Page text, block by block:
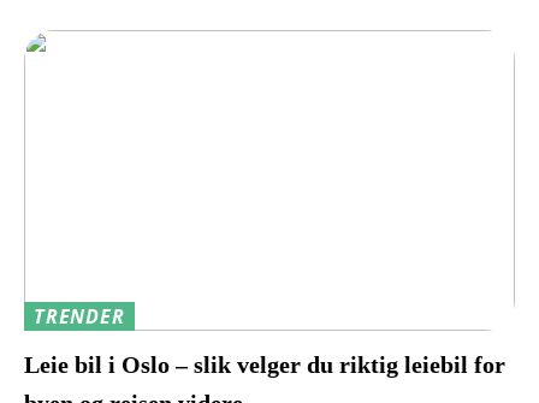
TRENDER
Leie bil i Oslo – slik velger du riktig leiebil for